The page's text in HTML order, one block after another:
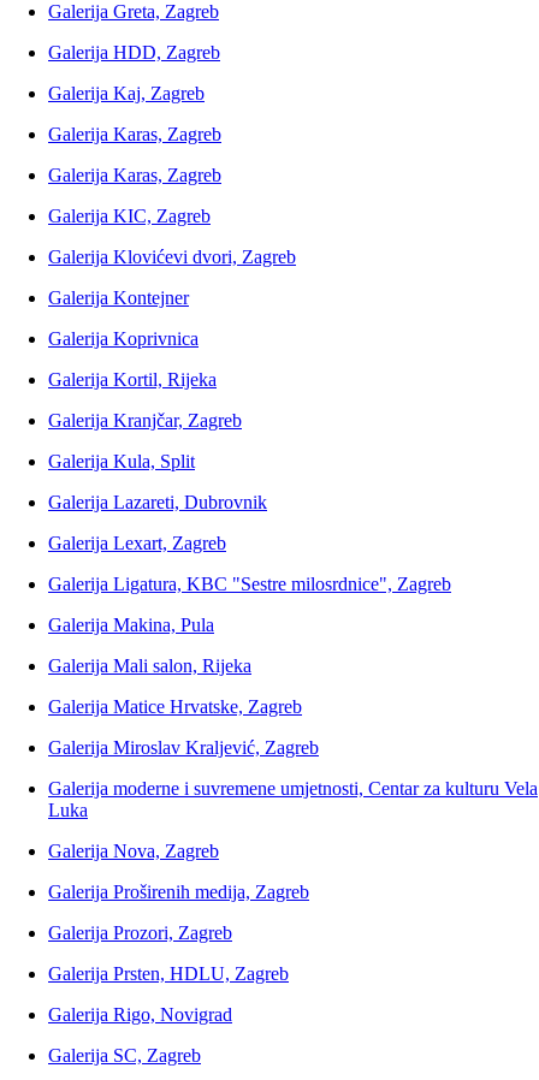
Galerija Greta, Zagreb
Galerija HDD, Zagreb
Galerija Kaj, Zagreb
Galerija Karas, Zagreb
Galerija Karas, Zagreb
Galerija KIC, Zagreb
Galerija Klovićevi dvori, Zagreb
Galerija Kontejner
Galerija Koprivnica
Galerija Kortil, Rijeka
Galerija Kranjčar, Zagreb
Galerija Kula, Split
Galerija Lazareti, Dubrovnik
Galerija Lexart, Zagreb
Galerija Ligatura, KBC "Sestre milosrdnice", Zagreb
Galerija Makina, Pula
Galerija Mali salon, Rijeka
Galerija Matice Hrvatske, Zagreb
Galerija Miroslav Kraljević, Zagreb
Galerija moderne i suvremene umjetnosti, Centar za kulturu Vela
Luka
Galerija Nova, Zagreb
Galerija Proširenih medija, Zagreb
Galerija Prozori, Zagreb
Galerija Prsten, HDLU, Zagreb
Galerija Rigo, Novigrad
Galerija SC, Zagreb